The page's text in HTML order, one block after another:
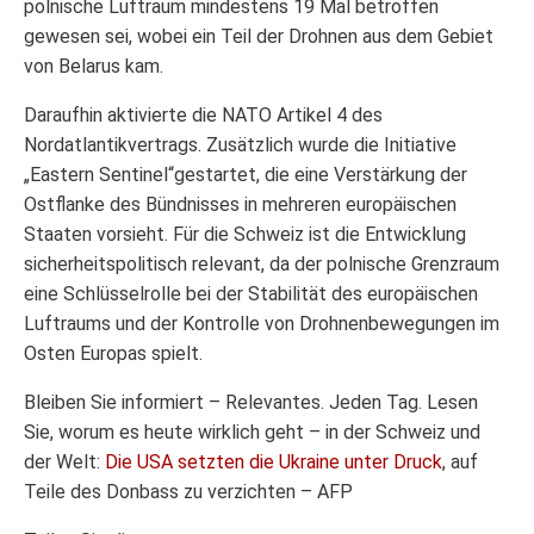
polnische Luftraum mindestens 19 Mal betroffen
gewesen sei, wobei ein Teil der Drohnen aus dem Gebiet
von Belarus kam.
Daraufhin aktivierte die NATO Artikel 4 des
Nordatlantikvertrags. Zusätzlich wurde die Initiative
„Eastern Sentinel“gestartet, die eine Verstärkung der
Ostflanke des Bündnisses in mehreren europäischen
Staaten vorsieht. Für die Schweiz ist die Entwicklung
sicherheitspolitisch relevant, da der polnische Grenzraum
eine Schlüsselrolle bei der Stabilität des europäischen
Luftraums und der Kontrolle von Drohnenbewegungen im
Osten Europas spielt.
Bleiben Sie informiert – Relevantes. Jeden Tag. Lesen
Sie, worum es heute wirklich geht – in der Schweiz und
der Welt: Die USA setzten die Ukraine unter Druck, auf
Teile des Donbass zu verzichten – AFP